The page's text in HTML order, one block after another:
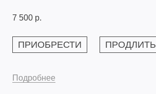
7 500 р.
ПРИОБРЕСТИ ПРОДЛИТЬ
Подробнее